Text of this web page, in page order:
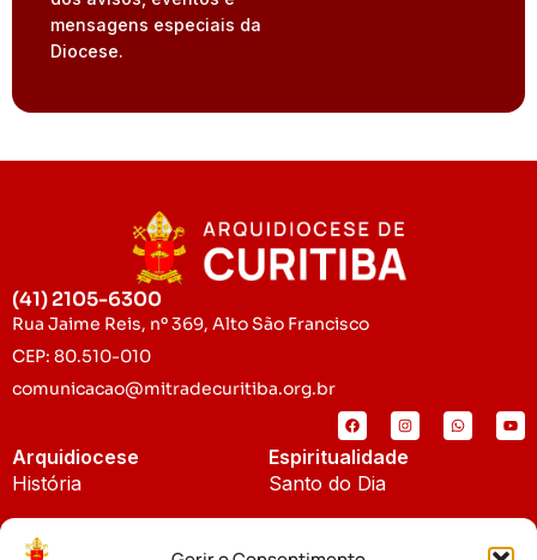
mensagens especiais da
Diocese.
(41) 2105-6300
Rua Jaime Reis, nº 369, Alto São Francisco
CEP: 80.510-010
comunicacao@mitradecuritiba.org.br
Arquidiocese
História
Padroeira
Espiritualidade
Santo do Dia